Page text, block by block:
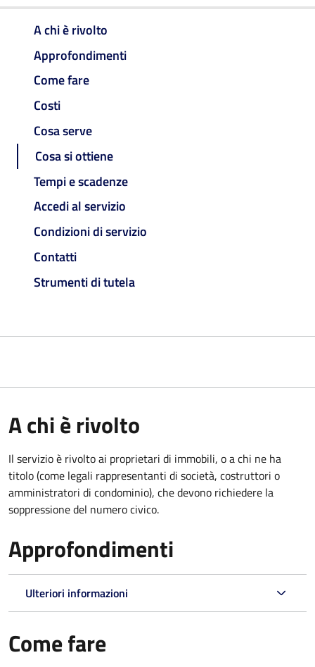
A chi è rivolto
Approfondimenti
Come fare
Costi
Cosa serve
Cosa si ottiene
Tempi e scadenze
Accedi al servizio
Condizioni di servizio
Contatti
Strumenti di tutela
A chi è rivolto
Il servizio è rivolto ai proprietari di immobili, o a chi ne ha
titolo (come legali rappresentanti di società, costruttori o
amministratori di condominio), che devono richiedere la
soppressione del numero civico.
Approfondimenti
Ulteriori informazioni
Come fare